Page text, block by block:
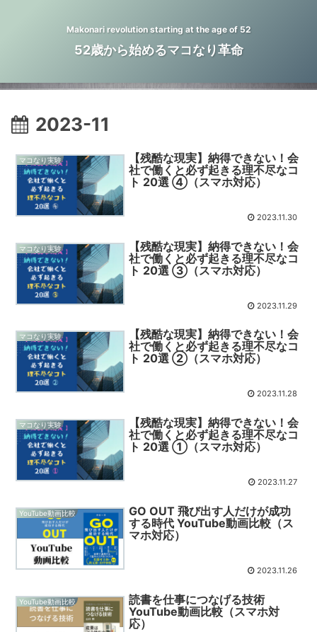
Makonari revolution starting at the age of 52
52歳から始めるマコなり革命
2023-11
マコなり実験
【残酷な現実】納得できない！会
社で働くと必ず起きる理不尽なコ
ト 20選 ④（スマホ対応）
2023.11.30
マコなり実験
【残酷な現実】納得できない！会
社で働くと必ず起きる理不尽なコ
ト 20選 ③（スマホ対応）
2023.11.29
マコなり実験
【残酷な現実】納得できない！会
社で働くと必ず起きる理不尽なコ
ト 20選 ②（スマホ対応）
2023.11.28
マコなり実験
【残酷な現実】納得できない！会
社で働くと必ず起きる理不尽なコ
ト 20選 ①（スマホ対応）
2023.11.27
YouTube動画比較
GO OUT 飛び出す人だけが成功
する時代 YouTube動画比較（ス
マホ対応）
2023.11.26
YouTube動画比較
読書を仕事につなげる技術
YouTube動画比較（スマホ対
応）